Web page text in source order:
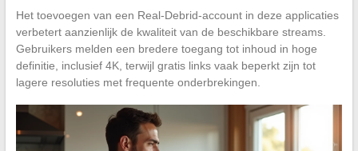
Het toevoegen van een Real-Debrid-account in deze applicaties
verbetert aanzienlijk de kwaliteit van de beschikbare streams.
Gebruikers melden een bredere toegang tot inhoud in hoge
definitie, inclusief 4K, terwijl gratis links vaak beperkt zijn tot
lagere resoluties met frequente onderbrekingen.